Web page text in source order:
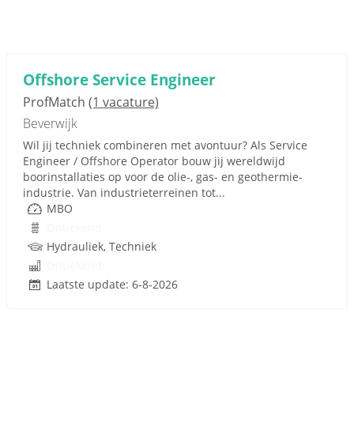
Offshore Service Engineer
ProfMatch (1 vacature)
Beverwijk
Wil jij techniek combineren met avontuur? Als Service
Engineer / Offshore Operator bouw jij wereldwijd
boorinstallaties op voor de olie-, gas- en geothermie-
industrie. Van industrieterreinen tot...
MBO
Hydrauliek, Techniek
Laatste update: 6-8-2026